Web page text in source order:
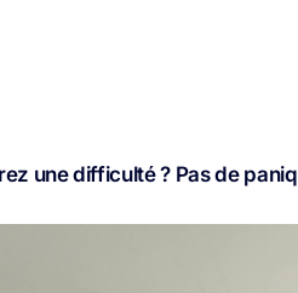
une difficulté ? Pas de